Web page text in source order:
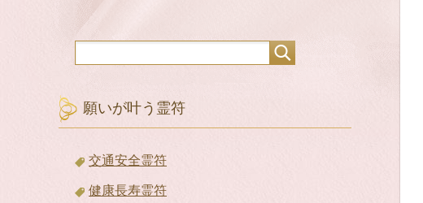
願いが叶う霊符
交通安全霊符
健康長寿霊符